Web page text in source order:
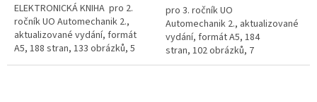
ELEKTRONICKÁ KNIHA pro 2.
ročník UO Automechanik 2.,
aktualizované vydání, formát
A5, 188 stran, 133 obrázků, 5
tabulek, rok vydání 2010
pro 3. ročník UO
Automechanik 2., aktualizované
vydání, formát A5, 184
stran, 102 obrázků, 7
tabulek, rok vydání 2010